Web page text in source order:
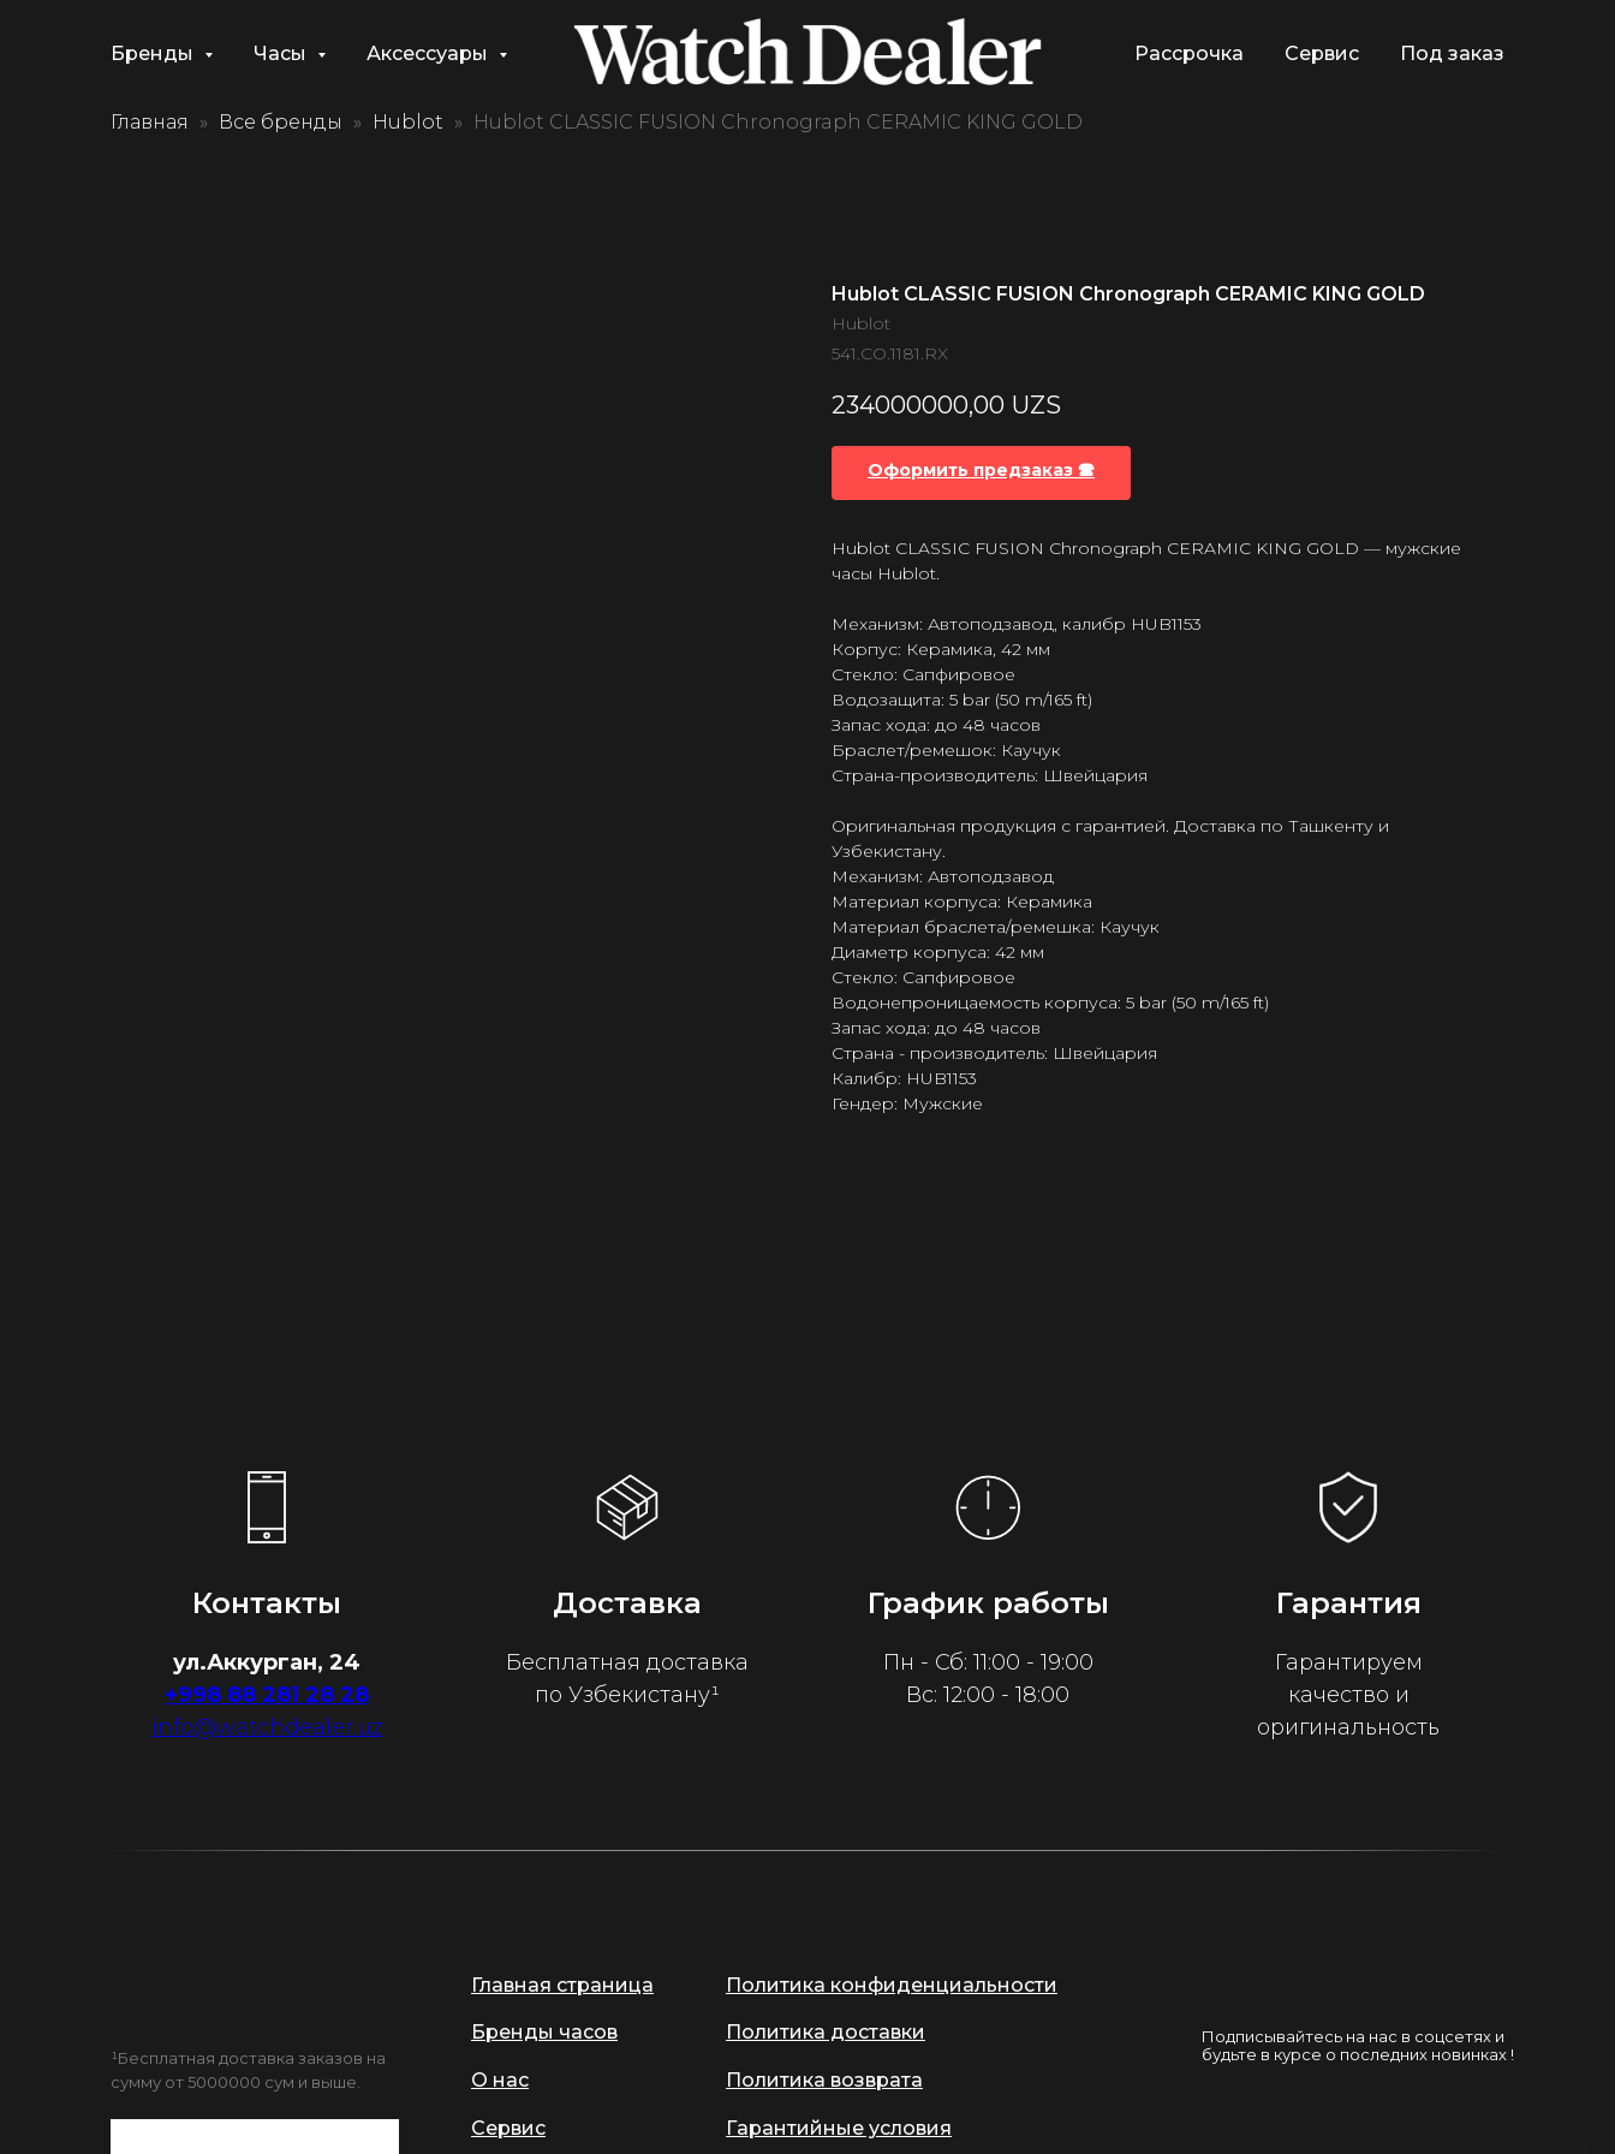
Бренды Часы Аксессуары Рассрочка Сервис Под заказ
Главная Все бренды Hublot Hublot CLASSIC FUSION Chronograph CERAMIC KING GOLD
Hublot CLASSIC FUSION Chronograph CERAMIC KING GOLD
Hublot
541.CO.1181.RX
234000000,00 UZS
Оформить предзаказ 🕿
Hublot CLASSIC FUSION Chronograph CERAMIC KING GOLD — мужские
часы Hublot.
Механизм: Автоподзавод, калибр HUB1153
Корпус: Керамика, 42 мм
Стекло: Сапфировое
Водозащита: 5 bar (50 m/165 ft)
Запас хода: до 48 часов
Браслет/ремешок: Каучук
Страна-производитель: Швейцария
Оригинальная продукция с гарантией. Доставка по Ташкенту и
Узбекистану.
Механизм: Автоподзавод
Материал корпуса: Керамика
Материал браслета/ремешка: Каучук
Диаметр корпуса: 42 мм
Стекло: Сапфировое
Водонепроницаемость корпуса: 5 bar (50 m/165 ft)
Запас хода: до 48 часов
Страна - производитель: Швейцария
Калибр: HUB1153
Гендер: Мужские
Контакты
ул.Аккурган, 24
+998 88 281 28 28
info@watchdealer.uz
Доставка
Бесплатная доставка
по Узбекистану¹
График работы
Пн - Сб: 11:00 - 19:00
Вс: 12:00 - 18:00
Гарантия
Гарантируем
качество и
оригинальность
Подписывайтесь на нас в соцсетях и
будьте в курсе о последних новинках !
Главная страница
Бренды часов
О нас
Сервис
¹Бесплатная доставка заказов на
сумму от 5000000 сум и выше.
Политика конфиденциальности
Политика доставки
Политика возврата
Гарантийные условия